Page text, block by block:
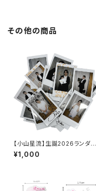
その他の商品
【小山星流】生誕2026ランダム
チェキ
¥1,000